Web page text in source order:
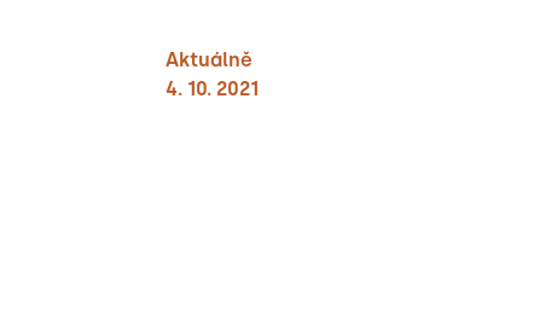
Aktuálně
4. 10. 2021